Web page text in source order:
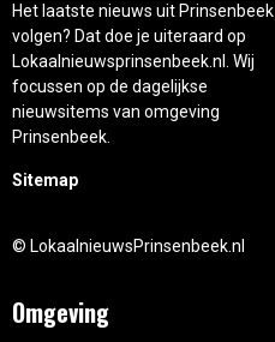
Het laatste nieuws uit Prinsenbeek
volgen? Dat doe je uiteraard op
Lokaalnieuwsprinsenbeek.nl. Wij
focussen op de dagelijkse
nieuwsitems van omgeving
Prinsenbeek.
Sitemap
© LokaalnieuwsPrinsenbeek.nl
Omgeving